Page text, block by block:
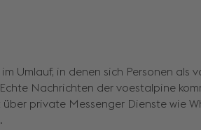
Umlauf, in denen sich Personen
Nachrichten der voestalpine
private Messenger Dienste wie